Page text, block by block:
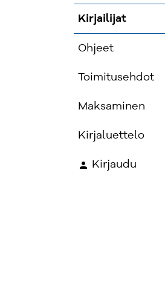
Kirjailijat
Ohjeet
Toimitusehdot
Maksaminen
Kirjaluettelo
Kirjaudu